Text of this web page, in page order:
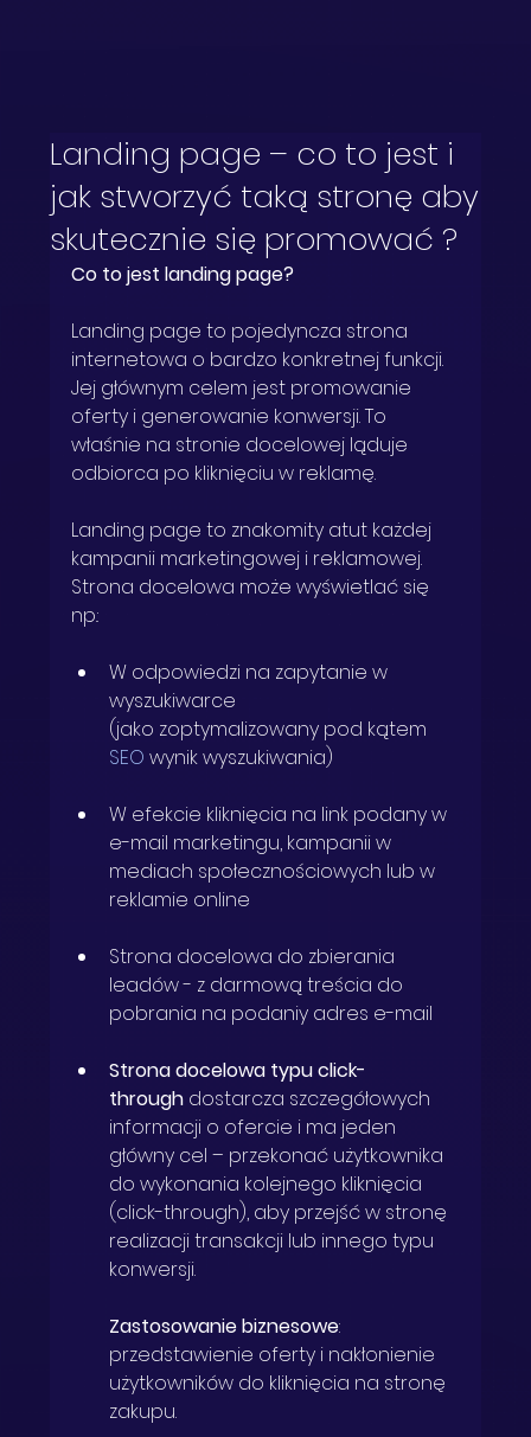
Landing page – co to jest i
jak stworzyć taką stronę aby
skutecznie się promować ?
Co to jest landing page?
Landing page to pojedyncza strona
internetowa o bardzo konkretnej funkcji.
Jej głównym celem jest promowanie
oferty i generowanie konwersji. To
właśnie na stronie docelowej ląduje
odbiorca po kliknięciu w reklamę.
Landing page to znakomity atut każdej
kampanii marketingowej i reklamowej.
Strona docelowa może wyświetlać się
np.:
W odpowiedzi na zapytanie w
wyszukiwarce
(jako zoptymalizowany pod kątem
SEO wynik wyszukiwania)
W efekcie kliknięcia na link podany w
e-mail marketingu, kampanii w
mediach społecznościowych lub w
reklamie online
Strona docelowa do zbierania
leadów - z darmową treścia do
pobrania na podaniy adres e-mail
Strona docelowa typu click-
through dostarcza szczegółowych
informacji o ofercie i ma jeden
główny cel – przekonać użytkownika
do wykonania kolejnego kliknięcia
(click-through), aby przejść w stronę
realizacji transakcji lub innego typu
konwersji.
Zastosowanie biznesowe:
przedstawienie oferty i nakłonienie
użytkowników do kliknięcia na stronę
zakupu.